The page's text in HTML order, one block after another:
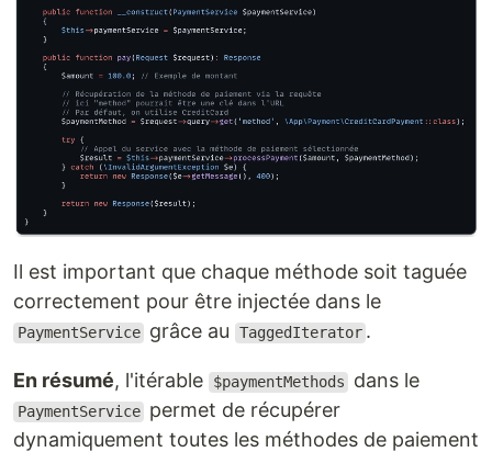
Il est important que chaque méthode soit taguée
correctement pour être injectée dans le
PaymentService grâce au TaggedIterator .
En résumé, l'itérable $paymentMethods dans le
PaymentService permet de récupérer
dynamiquement toutes les méthodes de paiement